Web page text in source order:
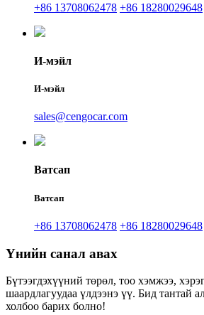
+86 13708062478 +86 18280029648
И-мэйл
И-мэйл
sales@cengocar.com
Ватсап
Ватсап
+86 13708062478 +86 18280029648
Үнийн санал авах
Бүтээгдэхүүний төрөл, тоо хэмжээ,
шаардлагуудаа үлдээнэ үү. Бид тантай
холбоо барих болно!